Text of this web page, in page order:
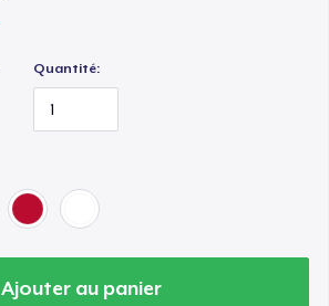
Quantité:
Ajouter au panier